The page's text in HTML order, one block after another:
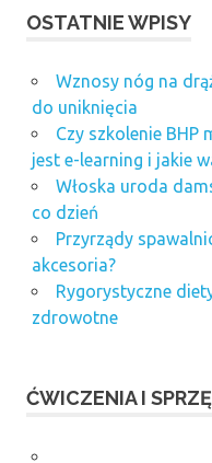
OSTATNIE WPISY
Wznosy nóg na
do uniknięcia
Czy szkolenie BHP
jest e-learning i jakie
Włoska uroda
co dzień
Przyrządy
akcesoria?
Rygorystyczne
zdrowotne
ĆWICZENIA I